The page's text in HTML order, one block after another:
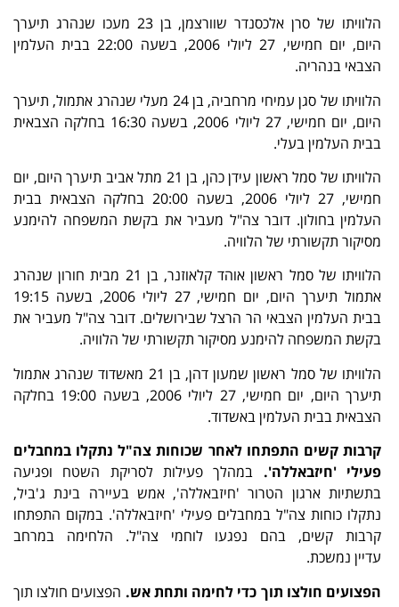
הלוויתו של סרן אלכסנדר שוורצמן, בן 23 מעכו שנהרג תיערך
היום, יום חמישי, 27 ליולי 2006, בשעה 22:00 בבית העלמין
הצבאי בנהריה.
הלוויתו של סגן עמיחי מרחביה, בן 24 מעלי שנהרג אתמול, תיערך
היום, יום חמישי, 27 ליולי 2006, בשעה 16:30 בחלקה הצבאית
בבית העלמין בעלי.
הלוויתו של סמל ראשון עידן כהן, בן 21 מתל אביב תיערך היום, יום
חמישי, 27 ליולי 2006, בשעה 20:00 בחלקה הצבאית בבית
העלמין בחולון. דובר צה"ל מעביר את בקשת המשפחה להימנע
מסיקור תקשורתי של הלוויה.
הלוויתו של סמל ראשון אוהד קלאוזנר, בן 21 מבית חורון שנהרג
אתמול תיערך היום, יום חמישי, 27 ליולי 2006, בשעה 19:15
בבית העלמין הצבאי הר הרצל שבירושלים. דובר צה"ל מעביר את
בקשת המשפחה להימנע מסיקור תקשורתי של הלוויה.
הלוויתו של סמל ראשון שמעון דהן, בן 21 מאשדוד שנהרג אתמול
תיערך היום, יום חמישי, 27 ליולי 2006, בשעה 19:00 בחלקה
הצבאית בבית העלמין באשדוד.
קרבות קשים התפתחו לאחר שכוחות צה"ל נתקלו במחבלים
פעילי 'חיזבאללה'. במהלך פעילות לסריקת השטח ופגיעה
בתשתיות ארגון הטרור 'חיזבאללה', אמש בעיירה בינת ג'ביל,
נתקלו כוחות צה"ל במחבלים פעילי 'חיזבאללה'. במקום התפתחו
קרבות קשים, בהם נפגעו לוחמי צה"ל. הלחימה במרחב
עדיין נמשכת.
הפצועים חולצו תוך כדי לחימה ותחת אש. הפצועים חולצו תוך